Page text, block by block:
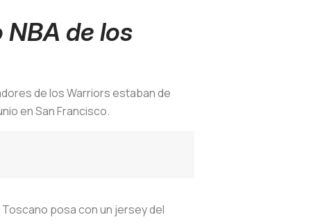
de los
de los Warriors estaban de
en San Francisco.
posa con un jersey del